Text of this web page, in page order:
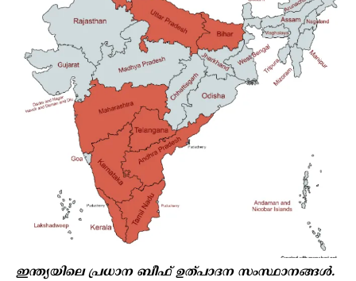
ഇന്ത്യയിലെ പ്രധാന ബീഫ് ഉത്പാദന സംസ്ഥാനങ്ങൾ.